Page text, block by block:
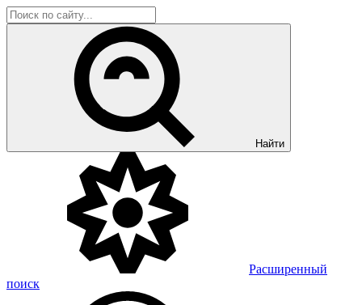
Найти
Расширенный
поиск